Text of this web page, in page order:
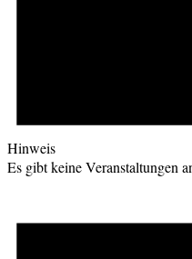
Hinweis
Es gibt keine Veranstaltungen